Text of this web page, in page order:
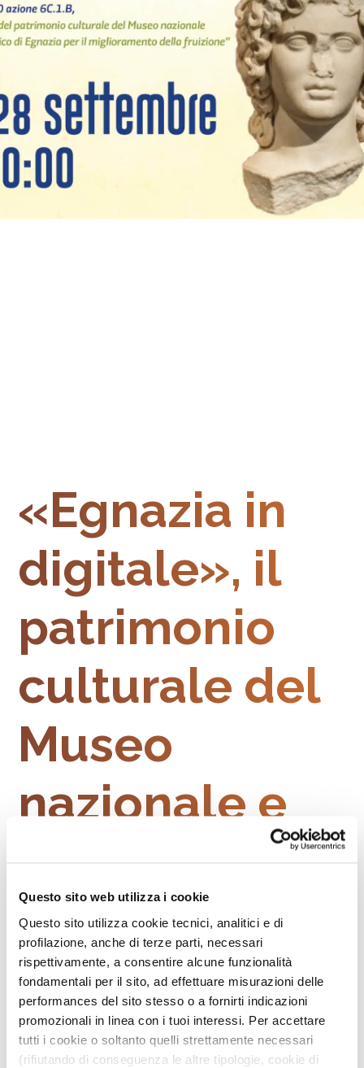
Questo sito web utilizza i cookie
Questo sito utilizza cookie tecnici, analitici e di
profilazione, anche di terze parti, necessari
rispettivamente, a consentire alcune funzionalità
fondamentali per il sito, ad effettuare misurazioni delle
performances del sito stesso o a fornirti indicazioni
promozionali in linea con i tuoi interessi. Per accettare
tutti i cookie o soltanto quelli strettamente necessari
(rifiutando di conseguenza le altre tipologie, cookie di
«Egnazia in
digitale», il
patrimonio
culturale del
Museo
nazionale e
parco
archeologico
di Egnazia
diventa 3D